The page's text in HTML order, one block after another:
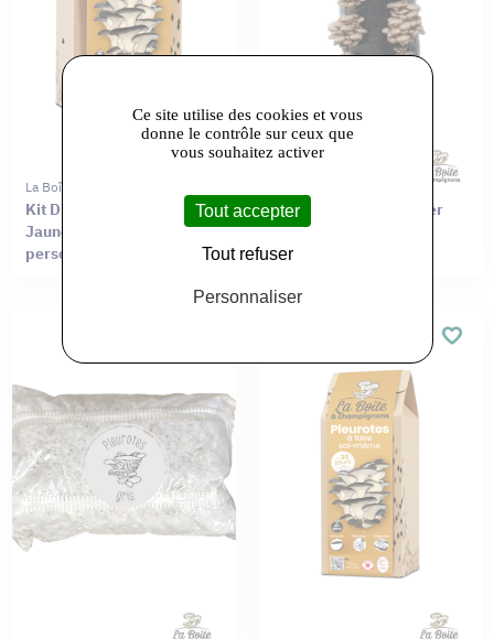
La Boîte À Champignons
Kit DIY – Pleurotes Gris,
Jaunes ou Roses pour 4
personnes
Maxi Sac Prêt à Cultiver
Ce site utilise des cookies et vous
donne le contrôle sur ceux que
vous souhaitez activer
Tout accepter
Tout refuser
Personnaliser